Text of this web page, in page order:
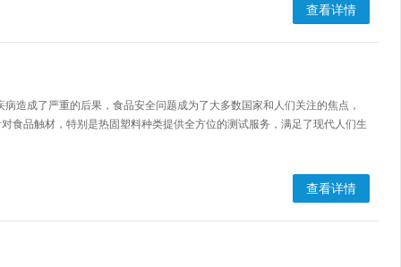
查看详情
造成了严重的后果，食品安全问题成为了大多数国家和人们关注的焦点，
食品触材，特别是热固塑料种类提供全方位的测试服务，满足了现代人们生
查看详情